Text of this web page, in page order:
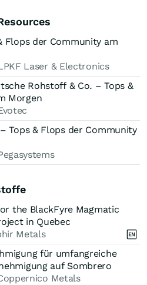
Flops der Community am
Laser & Electronics
Rohstoff & Co. – Tops &
Morgen
Tops & Flops der Community
the BlackFyre Magmatic
in Quebec
Metals
für umfangreiche
auf Sombrero
Metals